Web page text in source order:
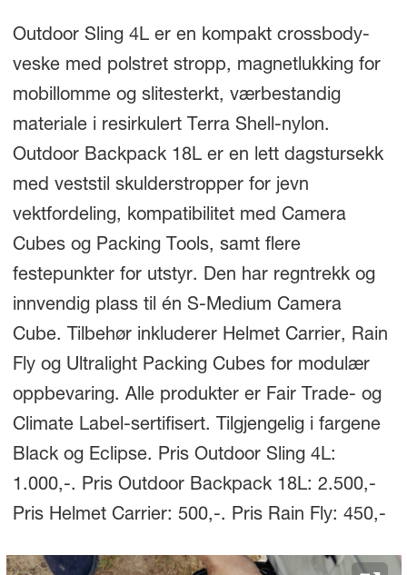
Outdoor Sling 4L er en kompakt crossbody-
veske med polstret stropp, magnetlukking for
mobillomme og slitesterkt, værbestandig
materiale i resirkulert Terra Shell-nylon.
Outdoor Backpack 18L er en lett dagstursekk
med veststil skulderstropper for jevn
vektfordeling, kompatibilitet med Camera
Cubes og Packing Tools, samt flere
festepunkter for utstyr. Den har regntrekk og
innvendig plass til én S-Medium Camera
Cube. Tilbehør inkluderer Helmet Carrier, Rain
Fly og Ultralight Packing Cubes for modulær
oppbevaring. Alle produkter er Fair Trade- og
Climate Label-sertifisert. Tilgjengelig i fargene
Black og Eclipse. Pris Outdoor Sling 4L:
1.000,-. Pris Outdoor Backpack 18L: 2.500,-
Pris Helmet Carrier: 500,-. Pris Rain Fly: 450,-